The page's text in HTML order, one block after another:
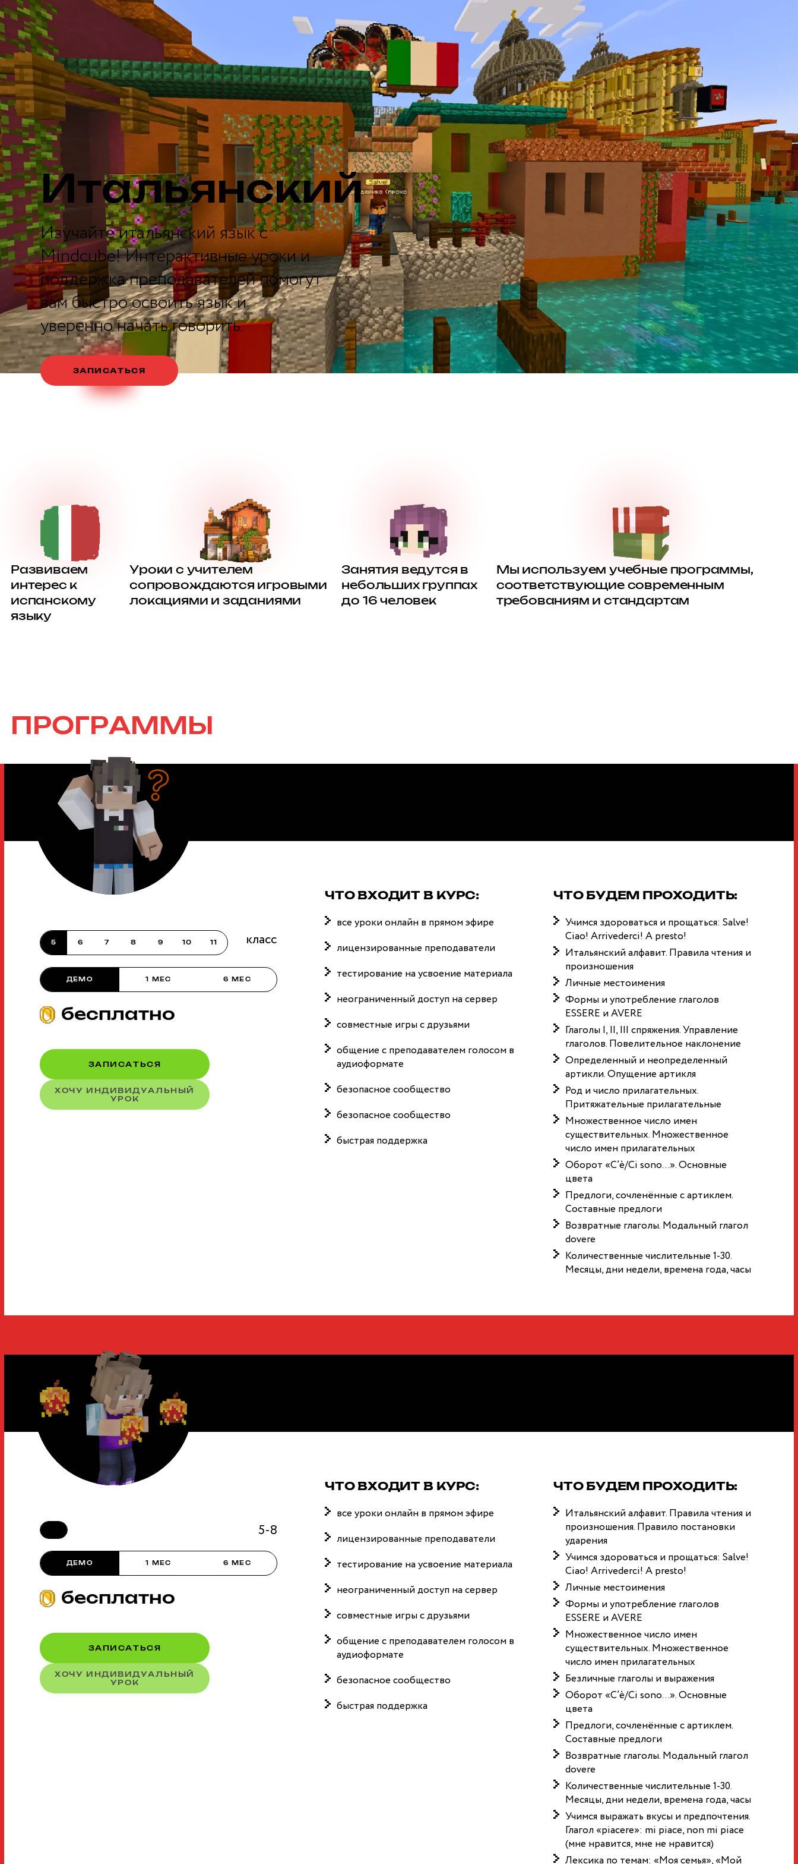
Итальянский
Изучайте итальянский язык с
Mindcube! Интерактивные уроки и
поддержка преподавателей помогут
вам быстро освоить язык и
уверенно начать говорить.
ЗАПИСАТЬСЯ
Развиваем
интерес к
испанскому
языку
Уроки с учителем
сопровождаются игровыми
локациями и заданиями
Занятия ведутся в
небольших группах
до 16 человек
Мы используем учебные программы,
соответствующие современным
требованиям и стандартам
ПРОГРАММЫ
5 6 7 8 9 10 11 класс
ДЕМО 1 МЕС 6 МЕС
бесплатно
ЗАПИСАТЬСЯ
ХОЧУ ИНДИВИДУАЛЬНЫЙ
УРОК
ЧТО ВХОДИТ В КУРС:
все уроки онлайн в прямом эфире
лицензированные преподаватели
тестирование на усвоение материала
неограниченный доступ на сервер
совместные игры с друзьями
общение с преподавателем голосом в
аудиоформате
безопасное сообщество
безопасное сообщество
быстрая поддержка
ЧТО БУДЕМ ПРОХОДИТЬ:
Учимся здороваться и прощаться: Salve!
Ciao! Arrivederci! A presto!
Итальянский алфавит. Правила чтения и
произношения
Личные местоимения
Формы и употребление глаголов
ESSERE и AVERE
Глаголы I, II, III спряжения. Управление
глаголов. Повелительное наклонение
Определенный и неопределенный
артикли. Опущение артикля
Род и число прилагательных.
Притяжательные прилагательные
Множественное число имен
существительных. Множественное
число имен прилагательных
Оборот «C’è/Ci sono…». Основные
цвета
Предлоги, сочленённые с артиклем.
Составные предлоги
Возвратные глаголы. Модальный глагол
dovere
Количественные числительные 1-30.
Месяцы, дни недели, времена года, часы
5-8
ДЕМО 1 МЕС 6 МЕС
бесплатно
ЗАПИСАТЬСЯ
ХОЧУ ИНДИВИДУАЛЬНЫЙ
УРОК
ЧТО ВХОДИТ В КУРС:
все уроки онлайн в прямом эфире
лицензированные преподаватели
тестирование на усвоение материала
неограниченный доступ на сервер
совместные игры с друзьями
общение с преподавателем голосом в
аудиоформате
безопасное сообщество
быстрая поддержка
ЧТО БУДЕМ ПРОХОДИТЬ:
Итальянский алфавит. Правила чтения и
произношения. Правило постановки
ударения
Учимся здороваться и прощаться: Salve!
Ciao! Arrivederci! A presto!
Личные местоимения
Формы и употребление глаголов
ESSERE и AVERE
Множественное число имен
существительных. Множественное
число имен прилагательных
Безличные глаголы и выражения
Оборот «C’è/Ci sono…». Основные
цвета
Предлоги, сочленённые с артиклем.
Составные предлоги
Возвратные глаголы. Модальный глагол
dovere
Количественные числительные 1-30.
Месяцы, дни недели, времена года, часы
Учимся выражать вкусы и предпочтения.
Глагол «piacere»: mi piace, non mi piace
(мне нравится, мне не нравится)
Лексика по темам: «Моя семья», «Мой